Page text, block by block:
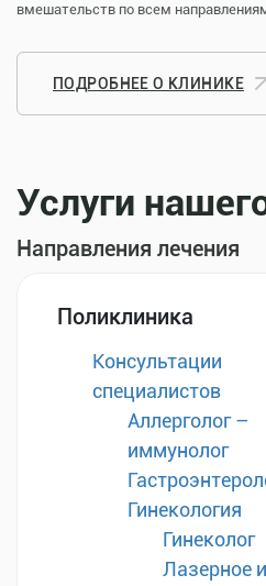
вмешательств по всем
ПОДРОБНЕЕ О КЛИНИКЕ
Услуги
Направления лечения
Поликлиника
Консультации
специалистов
Аллерголог –
иммунолог
Гинекология
Гинеколог
Лазерное